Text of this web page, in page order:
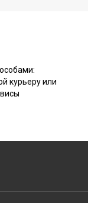
курьеру или